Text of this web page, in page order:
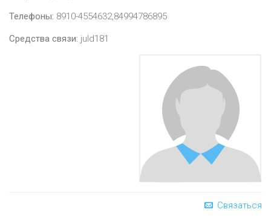
Телефоны: 8910-4554632,84994786895
Средства связи: juld181
Связаться